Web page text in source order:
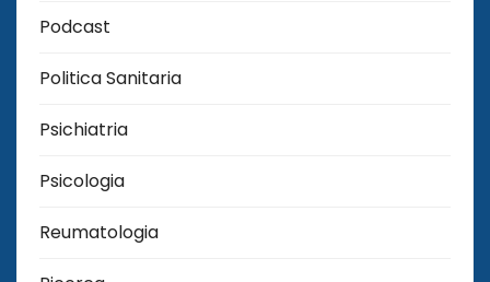
Podcast
Politica Sanitaria
Psichiatria
Psicologia
Reumatologia